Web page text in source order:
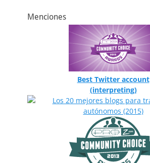
Menciones
Best Twitter account
(interpreting)